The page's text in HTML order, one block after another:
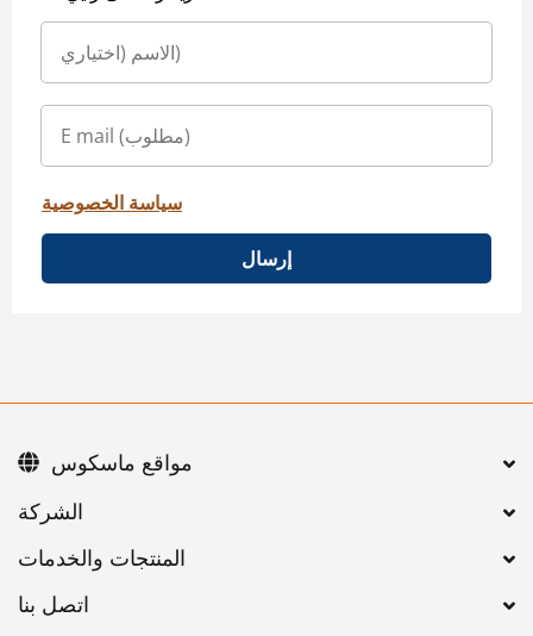
سياسة الخصوصية
إرسال
اتصل بنا
مواقع ماسكوس